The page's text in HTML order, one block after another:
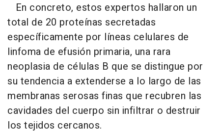
En concreto, estos expertos hallaron un
total de 20 proteínas secretadas
específicamente por líneas celulares de
linfoma de efusión primaria, una rara
neoplasia de células B que se distingue por
su tendencia a extenderse a lo largo de las
membranas serosas finas que recubren las
cavidades del cuerpo sin infiltrar o destruir
los tejidos cercanos.